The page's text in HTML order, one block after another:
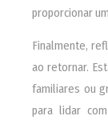
proporcionar
Finalmente,
ao retornar.
familiares ou
para lidar